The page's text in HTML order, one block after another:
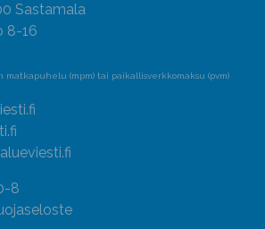
Sastamala
8-16
(mpm) tai paikallisverkkomaksu (pvm)
8